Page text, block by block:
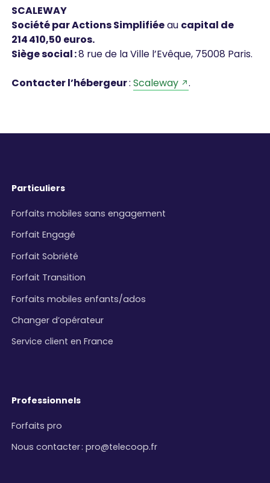
SCALEWAY
Société par Actions Simplifiéeau capital de
214 410,50 euros.
Siège social :8 rue de la Ville l’Evêque, 75008 Paris.
Contacter l’hébergeur:Scaleway .
Particuliers
Forfaits mobiles sans engagement
Forfait Engagé
Forfait Sobriété
Forfait Transition
Forfaits mobiles enfants/ados
Changer d’opérateur
Service client en France
Professionnels
Forfaits pro
Nous contacter:pro@telecoop.fr